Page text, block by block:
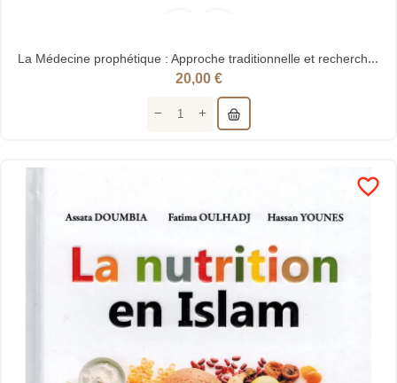
La Médecine prophétique : Approche traditionnelle et recherches contemporaines - Tayeb Chouiref...
20,00 €
favorite_border